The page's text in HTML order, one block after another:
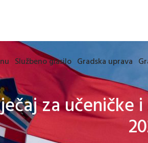
Službeno glasilo Gradska uprava
za učeničke